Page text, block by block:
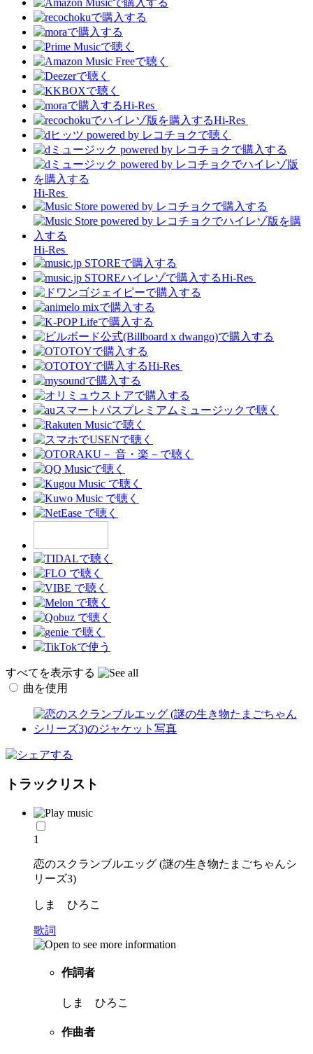
Hi-Res
Hi-Res
Hi-Res
Hi-Res
Hi-Res
Hi-Res
すべてを表示する
曲を使用
トラックリスト
1
恋のスクランブルエッグ (謎の生き物たまごちゃんシ
リーズ3)
しま ひろこ
歌詞
作詞者
しま ひろこ
作曲者